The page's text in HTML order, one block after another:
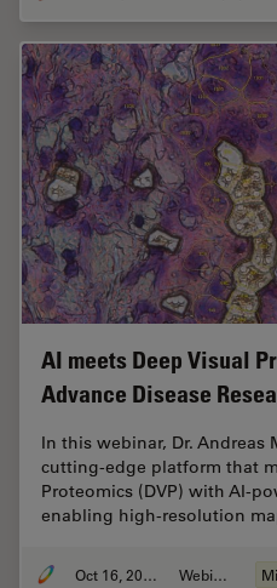
AI meets Deep Visual
Advance Disease
In this webinar, Dr.
cutting-edge platform that
Proteomics (DVP) with AI-
enabling high-resolution
Oct 16, 2025 Webinar